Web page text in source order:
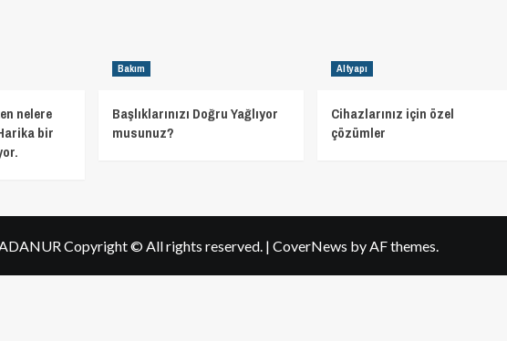
nelere
bir
Bakım
Başlıklarınızı Doğru Yağlıyor
musunuz?
Altyapı
Cihazlarınız için özel
çözümler
Copyright © All rights reserved. | CoverNews by AF themes.